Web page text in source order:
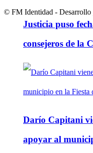
Justicia puso
consejeros de la
Darío Capitani
apoyar al
© FM Identidad - Desarrollo